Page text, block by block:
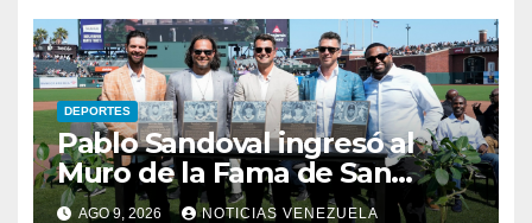
DEPORTES
Pablo Sandoval ingresó al
Muro de la Fama de San
Francisco
AGO 9, 2026 NOTICIAS VENEZUELA